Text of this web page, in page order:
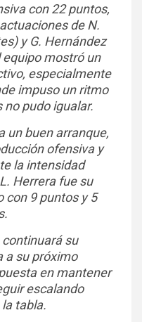
con 22 puntos,
de N.
y G. Hernández
equipo mostró un
especialmente
impuso un ritmo
pudo igualar.
un buen arranque,
ofensiva y
la intensidad
Herrera fue su
con 9 puntos y 5
su
a su próximo
en mantener
escalando
tabla.